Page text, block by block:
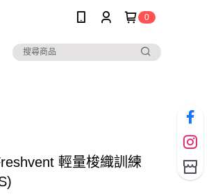
0
輕量梭織訓練